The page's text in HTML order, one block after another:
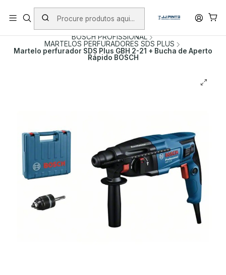
PORTES INCLUÍDOS EM ENCOMENDAS +75€ (excepto ilhas)
Início PRODUTOS
FERRAMENTAS COM FIO
BOSCH PROFISSIONAL
MARTELOS PERFURADORES SDS PLUS
Martelo perfurador SDS Plus GBH 2-21 + Bucha de Aperto
Rápido BOSCH